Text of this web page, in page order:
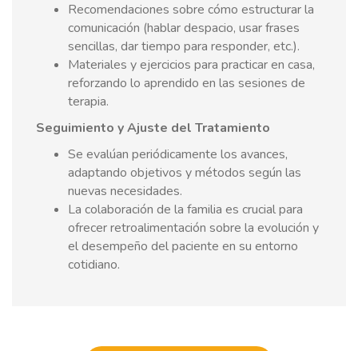
Recomendaciones sobre cómo estructurar la
comunicación (hablar despacio, usar frases
sencillas, dar tiempo para responder, etc.).
Materiales y ejercicios para practicar en casa,
reforzando lo aprendido en las sesiones de
terapia.
Seguimiento y Ajuste del Tratamiento
Se evalúan periódicamente los avances,
adaptando objetivos y métodos según las
nuevas necesidades.
La colaboración de la familia es crucial para
ofrecer retroalimentación sobre la evolución y
el desempeño del paciente en su entorno
cotidiano.